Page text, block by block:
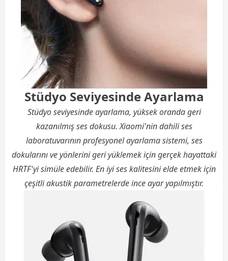
Stüdyo Seviyesinde Ayarlama
Stüdyo seviyesinde ayarlama, yüksek oranda geri
kazanılmış ses dokusu. Xiaomi'nin dahili ses
laboratuvarının profesyonel ayarlama sistemi, ses
dokularını ve yönlerini geri yüklemek için gerçek hayattaki
HRTF'yi simüle edebilir. En iyi ses kalitesini elde etmek için
çeşitli akustik parametrelerde ince ayar yapılmıştır.